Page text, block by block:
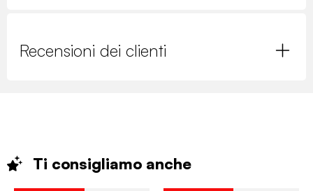
Recensioni dei clienti
Ti consigliamo anche